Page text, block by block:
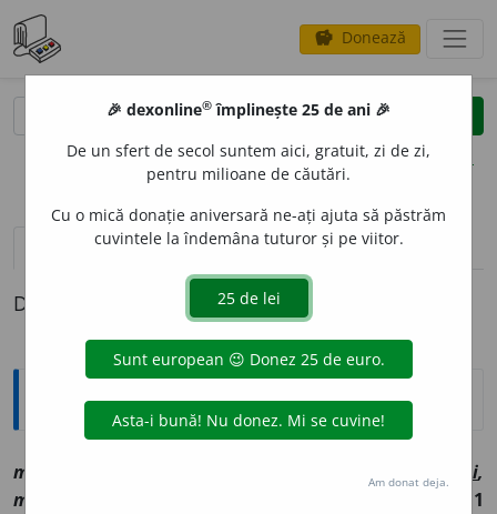
savings Donează
clear
opțiuni
definiții (1)
Definiția cu ID-ul 1149153:
Explicative DEX
mocn mogni,
mohn
1
🎉 dexonline® împlinește 25 de ani 🎉
De un sfert de secol suntem aici, gratuit, zi de zi,
pentru milioane de căutări.
Cu o mică donație aniversară ne-ați ajuta să păstrăm
cuvintele la îndemâna tuturor și pe viitor.
Am donat deja.